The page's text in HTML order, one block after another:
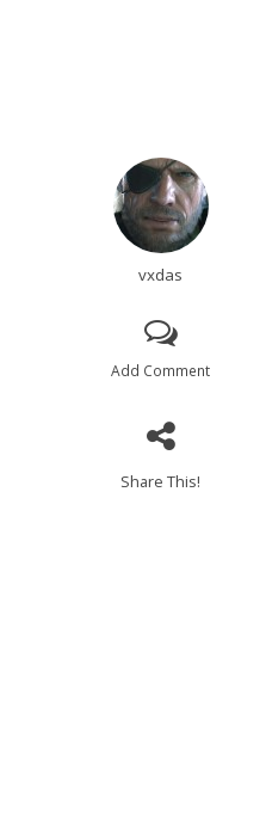
vxdas
Add Comment
Share This!